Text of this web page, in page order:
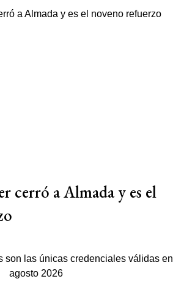
cerró a Almada y es el